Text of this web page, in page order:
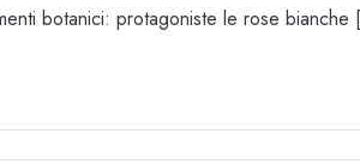
botanici: protagoniste le rose